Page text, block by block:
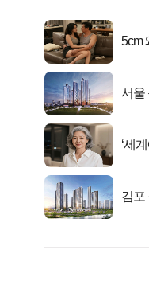
5cm
서울
‘세
김포